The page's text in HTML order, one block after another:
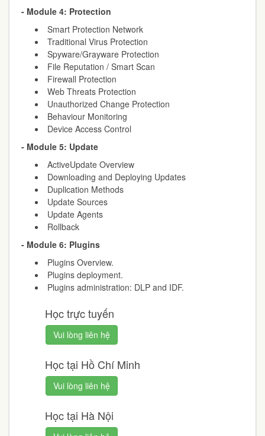
- Module 4: Protection
Smart Protection Network
Traditional Virus Protection
Spyware/Grayware Protection
File Reputation / Smart Scan
Firewall Protection
Web Threats Protection
Unauthorized Change Protection
Behaviour Monitoring
Device Access Control
- Module 5: Update
ActiveUpdate Overview
Downloading and Deploying Updates
Duplication Methods
Update Sources
Update Agents
Rollback
- Module 6: Plugins
Plugins Overview.
Plugins deployment.
Plugins administration: DLP and IDF.
Học trực tuyến
Vui lòng liên hệ
Học tại Hồ Chí Minh
Vui lòng liên hệ
Học tại Hà Nội